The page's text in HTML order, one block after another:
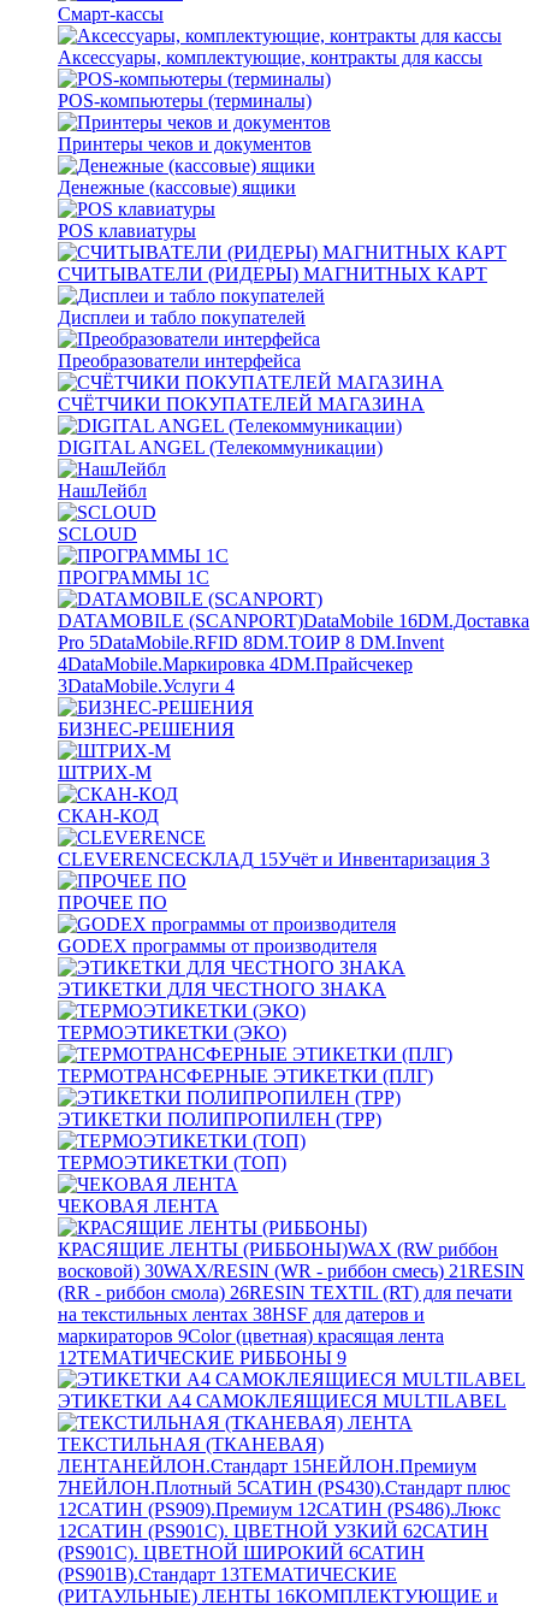
Смарт-кассы
Аксессуары, комплектующие, контракты для кассы
POS-компьютеры (терминалы)
Принтеры чеков и документов
Денежные (кассовые) ящики
POS клавиатуры
СЧИТЫВАТЕЛИ (РИДЕРЫ) МАГНИТНЫХ КАРТ
Дисплеи и табло покупателей
Преобразователи интерфейса
СЧЁТЧИКИ ПОКУПАТЕЛЕЙ МАГАЗИНА
DIGITAL ANGEL (Телекоммуникации)
НашЛейбл
SCLOUD
ПРОГРАММЫ 1С
DATAMOBILE (SCANPORT)DataMobile 16DM.Доставка
Pro 5DataMobile.RFID 8DM.ТОИР 8 DM.Invent
4DataMobile.Маркировка 4DM.Прайсчекер
3DataMobile.Услуги 4
БИЗНЕС-РЕШЕНИЯ
ШТРИХ-М
СКАН-КОД
CLEVERENCEСКЛАД 15Учёт и Инвентаризация 3
ПРОЧЕЕ ПО
GODEX программы от производителя
ЭТИКЕТКИ ДЛЯ ЧЕСТНОГО ЗНАКА
ТЕРМОЭТИКЕТКИ (ЭКО)
ТЕРМОТРАНСФЕРНЫЕ ЭТИКЕТКИ (ПЛГ)
ЭТИКЕТКИ ПОЛИПРОПИЛЕН (TPP)
ТЕРМОЭТИКЕТКИ (ТОП)
ЧЕКОВАЯ ЛЕНТА
КРАСЯЩИЕ ЛЕНТЫ (РИББОНЫ)WAX (RW риббон
восковой) 30WAX/RESIN (WR - риббон смесь) 21RESIN
(RR - риббон смола) 26RESIN TEXTIL (RT) для печати
на текстильных лентах 38HSF для датеров и
маркираторов 9Color (цветная) красящая лента
12ТЕМАТИЧЕСКИЕ РИББОНЫ 9
ЭТИКЕТКИ А4 САМОКЛЕЯЩИЕСЯ MULTILABEL
ТЕКСТИЛЬНАЯ (ТКАНЕВАЯ)
ЛЕНТАНЕЙЛОН.Стандарт 15НЕЙЛОН.Премиум
7НЕЙЛОН.Плотный 5САТИН (PS430).Стандарт плюс
12САТИН (PS909).Премиум 12САТИН (PS486).Люкс
12САТИН (PS901C). ЦВЕТНОЙ УЗКИЙ 62САТИН
(PS901C). ЦВЕТНОЙ ШИРОКИЙ 6САТИН
(PS901B).Стандарт 13ТЕМАТИЧЕСКИЕ
(РИТАУЛЬНЫЕ) ЛЕНТЫ 16КОМПЛЕКТУЮЩИЕ и